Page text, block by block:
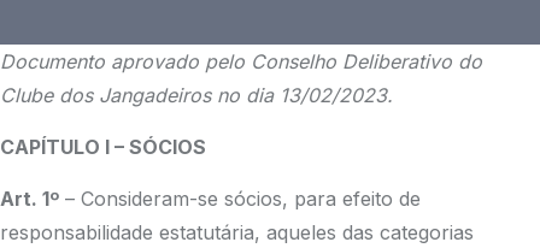
Documento aprovado pelo Conselho Deliberativo do
Clube dos Jangadeiros no dia 13/02/2023.
CAPÍTULO I – SÓCIOS
Art. 1º – Consideram-se sócios, para efeito de
responsabilidade estatutária, aqueles das categorias